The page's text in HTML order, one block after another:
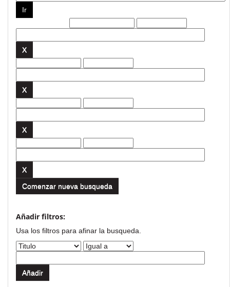
Comenzar nueva busqueda
Añadir filtros:
Usa los filtros para afinar la busqueda.